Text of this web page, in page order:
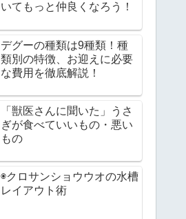
いてもっと仲良くなろう！
デグーの種類は9種類！種
類別の特徴、お迎えに必要
な費用を徹底解説！
「獣医さんに聞いた」うさ
ぎが食べていいもの・悪い
もの
◉クロサンショウウオの水槽
レイアウト術